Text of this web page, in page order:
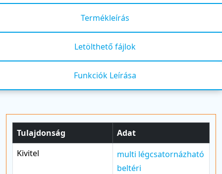
Termékleírás
Letölthető fájlok
Funkciók Leírása
Tulajdonság
Adat
Kivitel
multi légcsatornázható
beltéri